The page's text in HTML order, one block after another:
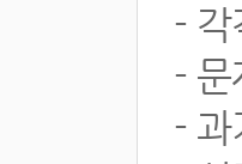
- 각
- 문
- 과